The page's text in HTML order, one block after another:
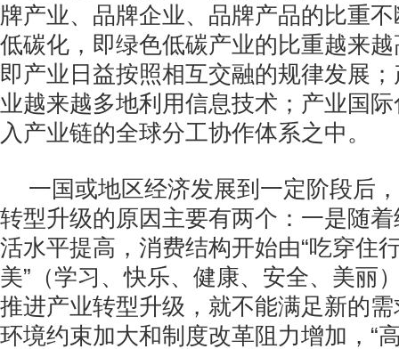
牌产业、品牌企业、品牌产品的比重
低碳化，即绿色低碳产业的比重越来
即产业日益按照相互交融的规律发展
业越来越多地利用信息技术；产业国
入产业链的全球分工协作体系之中。
一国或地区经济发展到一定阶段后
转型升级的原因主要有两个：一是随
活水平提高，消费结构开始由“吃穿住
美”（学习、快乐、健康、安全、美丽
推进产业转型升级，就不能满足新的
环境约束加大和制度改革阻力增加，“